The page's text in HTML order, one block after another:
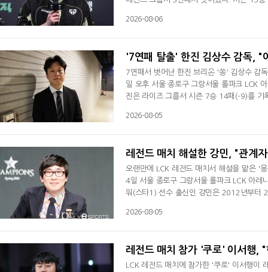
스럽다"며 연패 탈출 소감을 전했다. 이어 "
2026-08-06
'7연패 탈출' 한진 김상수 감독, "
7연패서 벗어난 한진 브리온 '쏭' 김상수 감
일 오후 서울 종로구 그랑서울 롤파크 LCK
진은 라이즈 그룹서 시즌 7승 14패(-9)를 기
익숙하고 잘할 수 있는 걸 준비했다. 잘 됐던
2026-08-05
레전드 매치 해설한 강민, "관계
오랜만에 LCK 레전드 매치서 해설을 맡은 '
4일 서울 종로구 그랑서울 롤파크 LCK 아레
워(스타1) 선수 출신인 강민은 2012년부터
다. 부담없이 했다. 중계진과 해서 정말 재미
2026-08-05
레전드 매치 참가 '쿠로' 이서행,
LCK 레전드 매치에 참가한 '쿠로' 이서행이